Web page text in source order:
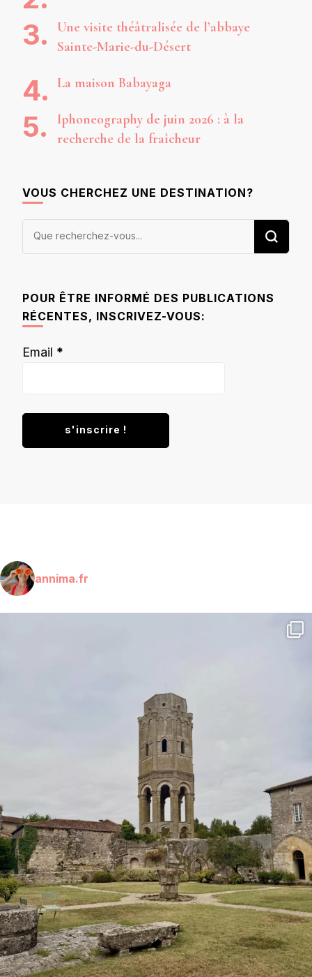
Une visite théâtralisée de l’abbaye
Sainte-Marie-du-Désert
La maison Babayaga
Iphoneography de juin 2026 : à la
recherche de la fraîcheur
VOUS CHERCHEZ UNE DESTINATION?
Vous
POUR ÊTRE INFORMÉ DES PUBLICATIONS
RÉCENTES, INSCRIVEZ-VOUS:
Email *
annima.fr